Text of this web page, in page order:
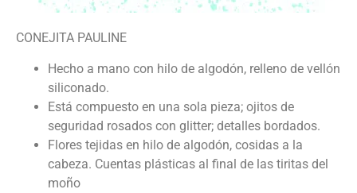
CONEJITA PAULINE
Hecho a mano con hilo de algodón, relleno de vellón
siliconado.
Está compuesto en una sola pieza; ojitos de
seguridad rosados con glitter; detalles bordados.
Flores tejidas en hilo de algodón, cosidas a la
cabeza. Cuentas plásticas al final de las tiritas del
moño